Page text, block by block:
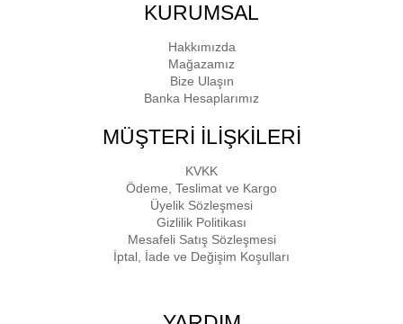
KURUMSAL
Hakkımızda
Mağazamız
Bize Ulaşın
Banka Hesaplarımız
MÜŞTERİ İLİŞKİLERİ
KVKK
Ödeme, Teslimat ve Kargo
Üyelik Sözleşmesi
Gizlilik Politikası
Mesafeli Satış Sözleşmesi
İptal, İade ve Değişim Koşulları